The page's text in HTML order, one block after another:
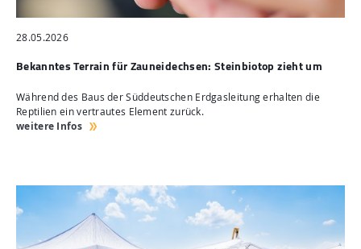
28.05.2026
Bekanntes Terrain für Zauneidechsen: Steinbiotop zieht um
Während des Baus der Süddeutschen Erdgasleitung erhalten die
Reptilien ein vertrautes Element zurück.
weitere Infos